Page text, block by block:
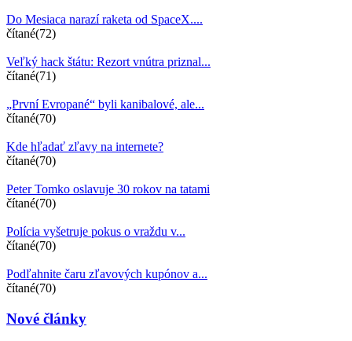
Do Mesiaca narazí raketa od SpaceX....
čítané(72)
Veľký hack štátu: Rezort vnútra priznal...
čítané(71)
„První Evropané“ byli kanibalové, ale...
čítané(70)
Kde hľadať zľavy na internete?
čítané(70)
Peter Tomko oslavuje 30 rokov na tatami
čítané(70)
Polícia vyšetruje pokus o vraždu v...
čítané(70)
Podľahnite čaru zľavových kupónov a...
čítané(70)
Nové články